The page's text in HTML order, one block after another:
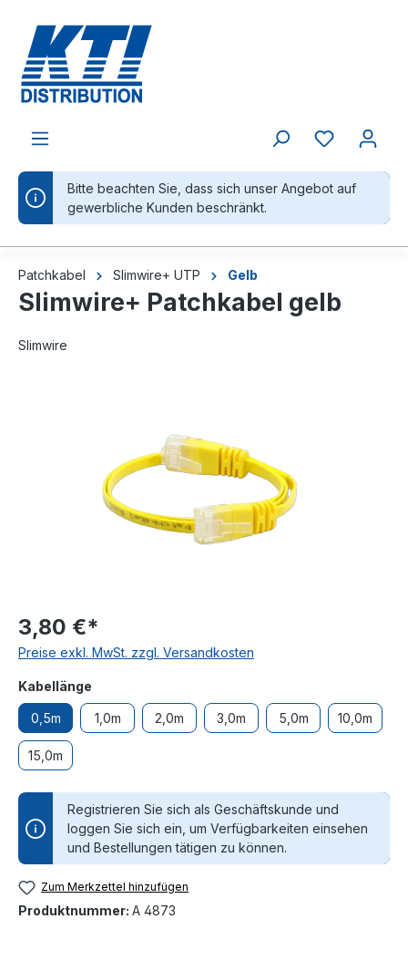
Bitte beachten Sie, dass sich unser Angebot auf
gewerbliche Kunden beschränkt.
Patchkabel Slimwire+ UTP Gelb
Slimwire+ Patchkabel gelb
Slimwire
3,80 €*
Preise exkl. MwSt. zzgl. Versandkosten
Kabellänge
0,5m 1,0m 2,0m 3,0m 5,0m 10,0m
15,0m
Registrieren Sie sich als Geschäftskunde und
loggen Sie sich ein, um Verfügbarkeiten einsehen
und Bestellungen tätigen zu können.
Zum Merkzettel hinzufügen
Produktnummer: A 4873